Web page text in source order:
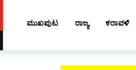
ಮುಖಪುಟ ರಾಜ್ಯ ಕರಾವಳಿ